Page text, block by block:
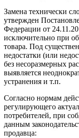
Замена технически
утвержден
Федерации от
исключительно при
товара. Под
недостатки (или
без несоразмерных
выявляется
устранения и т.п.
Согласно нормам
регулирующего
потребителей, при
данным
продавца: